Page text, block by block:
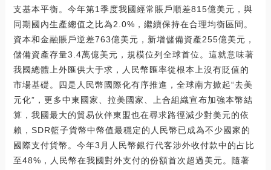
支基本平衡。今年第1季度我國經常賬戶順差815億美元，與
同期國內生產總值之比為2.0%，繼續保持在合理均衡區間。
資本和金融賬戶逆差763億美元，新增儲備資產255億美元，
儲備資產存量3.4萬億美元，規模位列全球首位。這就意味著
我國總體上外匯供大于求，人民幣匯率從根本上沒有貶值的
市場基礎。四是人民幣國際化有序推進，全球南方掀起“去美
元化”，更多中東國家、拉美國家、上合組織宣布加強本幣結
算，我國最大的貿易伙伴東盟也在尋求路徑減少對美元的依
賴，SDR籃子貨幣中幣值最穩定的人民幣已成為不少國家的
國際支付貨幣。今年3月人民幣銀行代客涉外收付款中的占比
至48%，人民幣在我國對外支付的份額首次超過美元。隨著